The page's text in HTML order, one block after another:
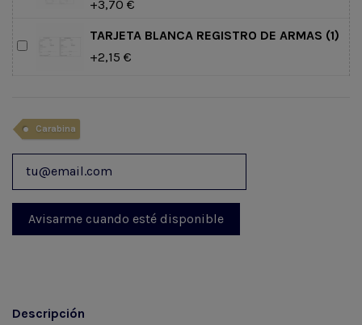
+3,70 €
TARJETA BLANCA REGISTRO DE ARMAS (1)
+2,15 €
Carabina
Descripción